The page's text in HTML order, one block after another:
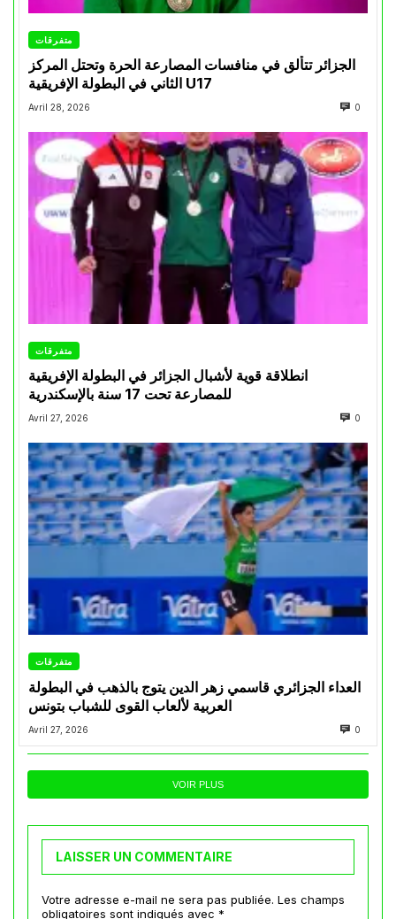
متفرقات
الجزائر تتألق في منافسات المصارعة الحرة وتحتل المركز
الثاني في البطولة الإفريقية U17
Avril 28, 2026 0
متفرقات
انطلاقة قوية لأشبال الجزائر في البطولة الإفريقية
للمصارعة تحت 17 سنة بالإسكندرية
Avril 27, 2026 0
متفرقات
العداء الجزائري قاسمي زهر الدين يتوج بالذهب في البطولة
العربية لألعاب القوى للشباب بتونس
Avril 27, 2026 0
VOIR PLUS
LAISSER UN COMMENTAIRE
Votre adresse e-mail ne sera pas publiée. Les champs
obligatoires sont indiqués avec *